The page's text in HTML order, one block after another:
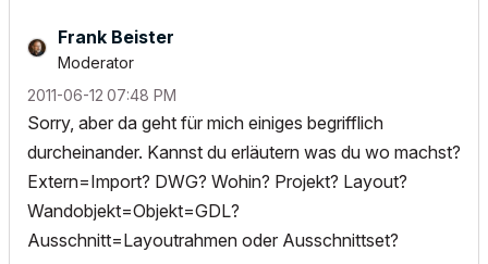
Frank Beister
Moderator
‎2011-06-12 07:48 PM
Sorry, aber da geht für mich einiges begrifflich
durcheinander. Kannst du erläutern was du wo machst?
Extern=Import? DWG? Wohin? Projekt? Layout?
Wandobjekt=Objekt=GDL?
Ausschnitt=Layoutrahmen oder Ausschnittset?